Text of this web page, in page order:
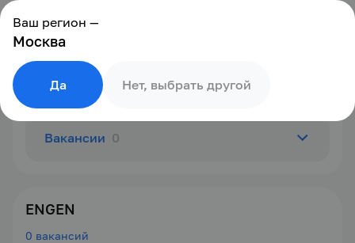
ENGEN
0 вакансий
Отзывы
Вакансии 0
Ваш регион —
Москва
Нет, выбрать другой
Да